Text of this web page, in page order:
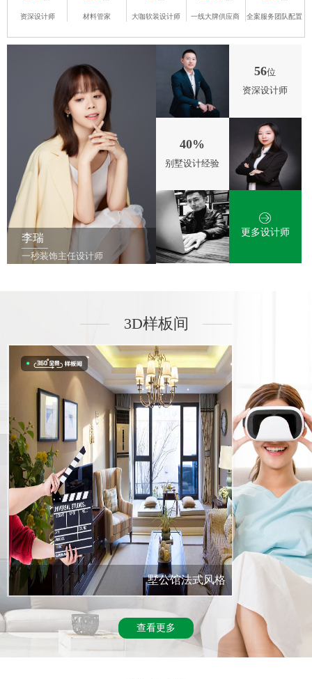
资深设计师 材料管家 大咖软装设计师 一线大牌供应商 全案服务团队配置
李瑞
一秒装饰主任设计师
56位
资深设计师
40%
别墅设计经验
更多设计师
——— 3D样板间 ———
墅公馆法式风格
查看更多